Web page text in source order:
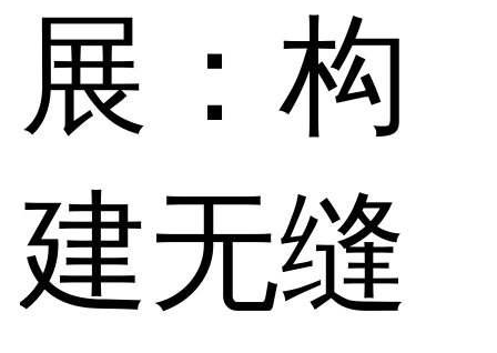
展：构
建无缝